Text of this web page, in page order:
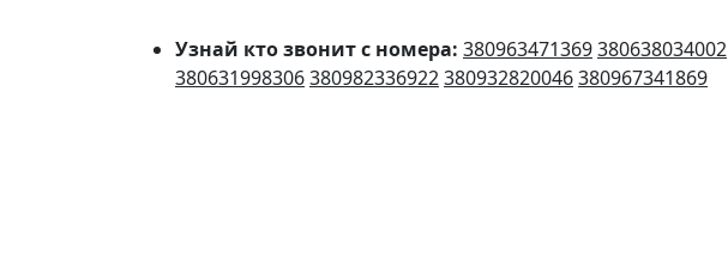
Узнай кто звонит с номера: 380963471369380638034002
380631998306380982336922380932820046380967341869